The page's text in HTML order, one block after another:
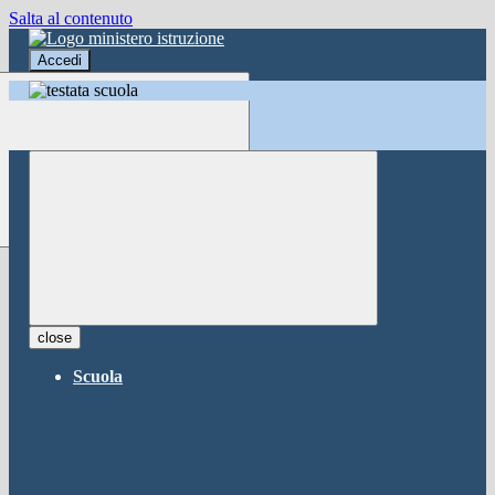
Salta al contenuto
Accedi
Accedi
button close ×
close
Scuola